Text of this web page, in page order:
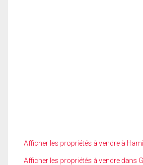
Afficher les propriétés à vendre à
Afficher les propriétés à vendre dans